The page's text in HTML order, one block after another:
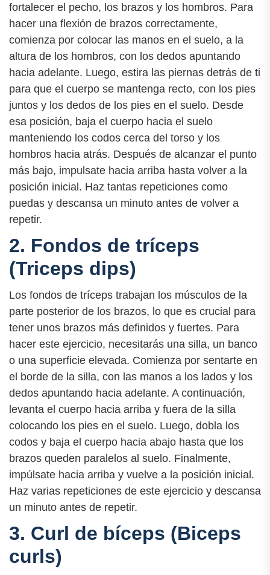
fortalecer el pecho, los brazos y los hombros. Para
hacer una flexión de brazos correctamente,
comienza por colocar las manos en el suelo, a la
altura de los hombros, con los dedos apuntando
hacia adelante. Luego, estira las piernas detrás de ti
para que el cuerpo se mantenga recto, con los pies
juntos y los dedos de los pies en el suelo. Desde
esa posición, baja el cuerpo hacia el suelo
manteniendo los codos cerca del torso y los
hombros hacia atrás. Después de alcanzar el punto
más bajo, impulsate hacia arriba hasta volver a la
posición inicial. Haz tantas repeticiones como
puedas y descansa un minuto antes de volver a
repetir.
2. Fondos de tríceps
(Triceps dips)
Los fondos de tríceps trabajan los músculos de la
parte posterior de los brazos, lo que es crucial para
tener unos brazos más definidos y fuertes. Para
hacer este ejercicio, necesitarás una silla, un banco
o una superficie elevada. Comienza por sentarte en
el borde de la silla, con las manos a los lados y los
dedos apuntando hacia adelante. A continuación,
levanta el cuerpo hacia arriba y fuera de la silla
colocando los pies en el suelo. Luego, dobla los
codos y baja el cuerpo hacia abajo hasta que los
brazos queden paralelos al suelo. Finalmente,
impúlsate hacia arriba y vuelve a la posición inicial.
Haz varias repeticiones de este ejercicio y descansa
un minuto antes de repetir.
3. Curl de bíceps (Biceps
curls)